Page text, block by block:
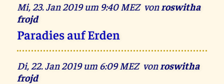
Mi, 23. Jan 2019 um 9:40 MEZ vonroswitha
frojd
Paradies auf Erden
Di, 22. Jan 2019 um 6:09 MEZ von roswitha
frojd